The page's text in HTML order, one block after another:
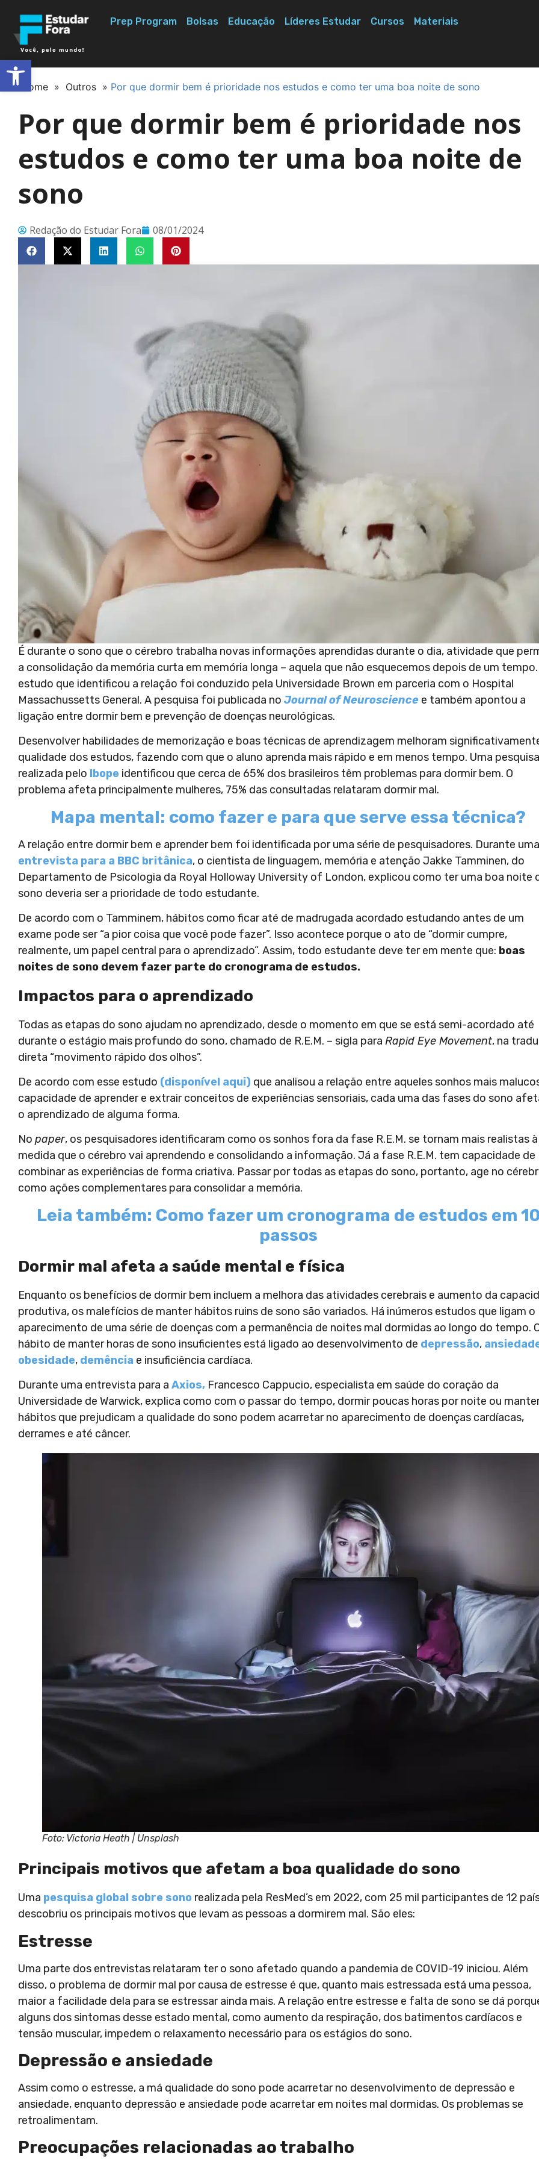
Prep Program Bolsas Educação Líderes Estudar Cursos Materiais
Home » Outros » Por que dormir bem é prioridade nos estudos e como ter uma boa noite de sono
Por que dormir bem é prioridade nos
estudos e como ter uma boa noite de
sono
Redação do Estudar Fora 08/01/2024
É durante o sono que o cérebro trabalha novas informações aprendidas durante o dia, atividade que
a consolidação da memória curta em memória longa – aquela que não esquecemos depois de um tempo.
estudo que identificou a relação foi conduzido pela Universidade Brown em parceria com o Hospital
Massachussetts General. A pesquisa foi publicada no Journal of Neuroscience e também apontou a
ligação entre dormir bem e prevenção de doenças neurológicas.
Desenvolver habilidades de memorização e boas técnicas de aprendizagem melhoram
qualidade dos estudos, fazendo com que o aluno aprenda mais rápido e em menos tempo. Uma pesquisa
realizada pelo Ibope identificou que cerca de 65% dos brasileiros têm problemas para dormir bem. O
problema afeta principalmente mulheres, 75% das consultadas relataram dormir mal.
Mapa mental: como fazer e para que serve essa técnica?
A relação entre dormir bem e aprender bem foi identificada por uma série de pesquisadores. Durante uma
entrevista para a BBC britânica, o cientista de linguagem, memória e atenção Jakke Tamminen, do
Departamento de Psicologia da Royal Holloway University of London, explicou como ter uma boa noite
sono deveria ser a prioridade de todo estudante.
De acordo com o Tamminem, hábitos como ficar até de madrugada acordado estudando antes de um
exame pode ser “a pior coisa que você pode fazer”. Isso acontece porque o ato de “dormir cumpre,
realmente, um papel central para o aprendizado”. Assim, todo estudante deve ter em mente que: boas
noites de sono devem fazer parte do cronograma de estudos.
Impactos para o aprendizado
Todas as etapas do sono ajudam no aprendizado, desde o momento em que se está semi-acordado até
durante o estágio mais profundo do sono, chamado de R.E.M. – sigla para Rapid Eye Movement, na
direta “movimento rápido dos olhos”.
De acordo com esse estudo (disponível aqui) que analisou a relação entre aqueles sonhos mais
capacidade de aprender e extrair conceitos de experiências sensoriais, cada uma das fases do sono
o aprendizado de alguma forma.
No paper, os pesquisadores identificaram como os sonhos fora da fase R.E.M. se tornam mais realistas à
medida que o cérebro vai aprendendo e consolidando a informação. Já a fase R.E.M. tem capacidade de
combinar as experiências de forma criativa. Passar por todas as etapas do sono, portanto, age no
como ações complementares para consolidar a memória.
Leia também: Como fazer um cronograma de estudos em
passos
Dormir mal afeta a saúde mental e física
Enquanto os benefícios de dormir bem incluem a melhora das atividades cerebrais e aumento da
produtiva, os malefícios de manter hábitos ruins de sono são variados. Há inúmeros estudos que ligam o
aparecimento de uma série de doenças com a permanência de noites mal dormidas ao longo do tempo.
hábito de manter horas de sono insuficientes está ligado ao desenvolvimento de depressão,
obesidade, demência e insuficiência cardíaca.
Durante uma entrevista para a Axios, Francesco Cappucio, especialista em saúde do coração da
Universidade de Warwick, explica como com o passar do tempo, dormir poucas horas por noite ou
hábitos que prejudicam a qualidade do sono podem acarretar no aparecimento de doenças cardíacas,
derrames e até câncer.
Foto: Victoria Heath | Unsplash
Principais motivos que afetam a boa qualidade do sono
Uma pesquisa global sobre sono realizada pela ResMed’s em 2022, com 25 mil participantes de 12
descobriu os principais motivos que levam as pessoas a dormirem mal. São eles:
Estresse
Uma parte dos entrevistas relataram ter o sono afetado quando a pandemia de COVID-19 iniciou. Além
disso, o problema de dormir mal por causa de estresse é que, quanto mais estressada está uma pessoa,
maior a facilidade dela para se estressar ainda mais. A relação entre estresse e falta de sono se dá
alguns dos sintomas desse estado mental, como aumento da respiração, dos batimentos cardíacos e
tensão muscular, impedem o relaxamento necessário para os estágios do sono.
Depressão e ansiedade
Assim como o estresse, a má qualidade do sono pode acarretar no desenvolvimento de depressão e
ansiedade, enquanto depressão e ansiedade pode acarretar em noites mal dormidas. Os problemas se
retroalimentam.
Preocupações relacionadas ao trabalho
Abrir a barra de ferramentas